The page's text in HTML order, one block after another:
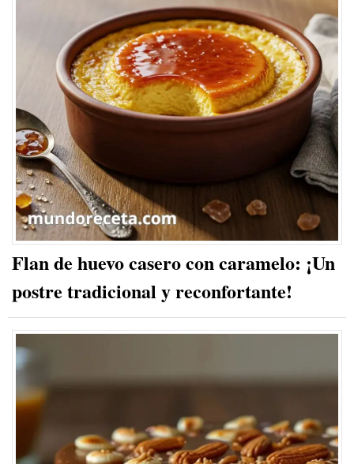
Flan de huevo casero con caramelo: ¡Un
postre tradicional y reconfortante!